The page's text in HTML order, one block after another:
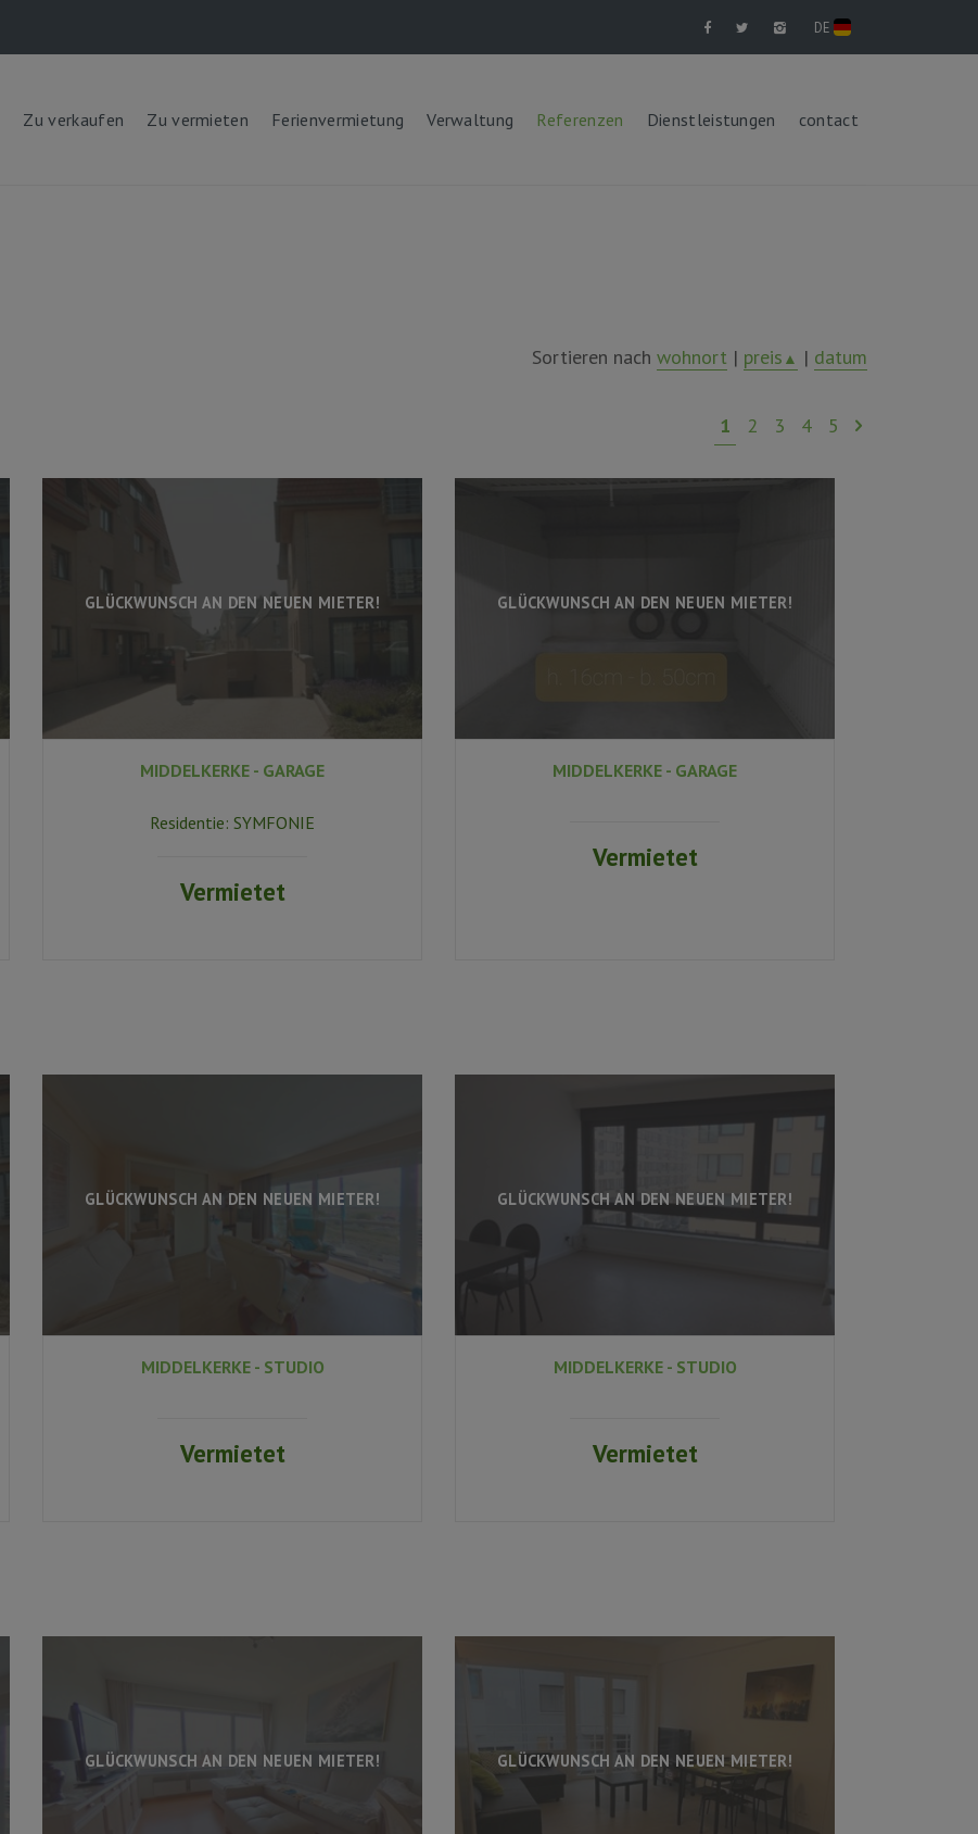
DE
Zu verkaufen Zu vermieten Ferienvermietung Verwaltung Referenzen Dienstleistungen contact
Sortieren nach wohnort | preis ▲ | datum
1 2 3 4 5
GLÜCKWUNSCH AN DEN NEUEN MIETER!
MIDDELKERKE - GARAGE
Residentie: SYMFONIE
Vermietet
GLÜCKWUNSCH AN DEN NEUEN MIETER!
MIDDELKERKE - GARAGE
Vermietet
GLÜCKWUNSCH AN DEN NEUEN MIETER!
MIDDELKERKE - STUDIO
Vermietet
GLÜCKWUNSCH AN DEN NEUEN MIETER!
MIDDELKERKE - STUDIO
Vermietet
GLÜCKWUNSCH AN DEN NEUEN MIETER! GLÜCKWUNSCH AN DEN NEUEN MIETER!